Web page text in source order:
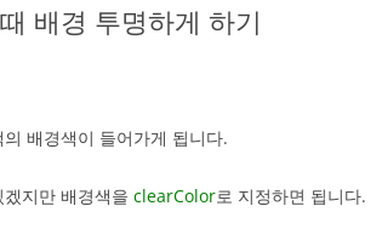
배경 투명하게 하기
배경색이 들어가게 됩니다.
지만 배경색을 clearColor로 지정하면 됩니다.